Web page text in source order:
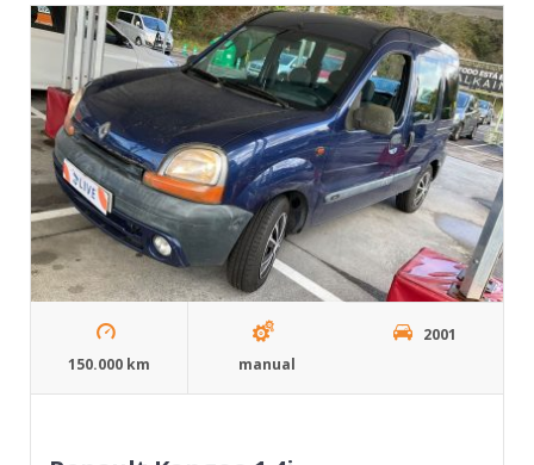
150.000 km manual
2001